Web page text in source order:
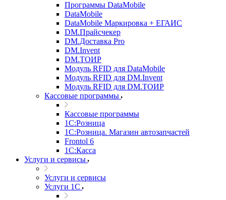
Программы DataMobile
DataMobile
DataMobile Маркировка + ЕГАИС
DM.Прайсчекер
DM.Доставка Pro
DM.Invent
DM.ТОИР
Модуль RFID для DataMobile
Модуль RFID для DM.Invent
Модуль RFID для DM.ТОИР
Кассовые программы
Кассовые программы
1С:Розница
1С:Розница. Магазин автозапчастей
Frontol 6
1С:Касса
Услуги и сервисы
Услуги и сервисы
Услуги 1С